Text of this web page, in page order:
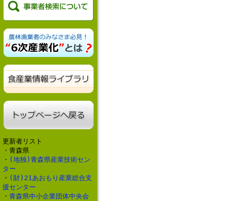
更新者リスト
・青森県
・ (地独)青森県産業技術セン
ター
・ (財)21あおもり産業総合支
援センター
・ 青森県中小企業団体中央会